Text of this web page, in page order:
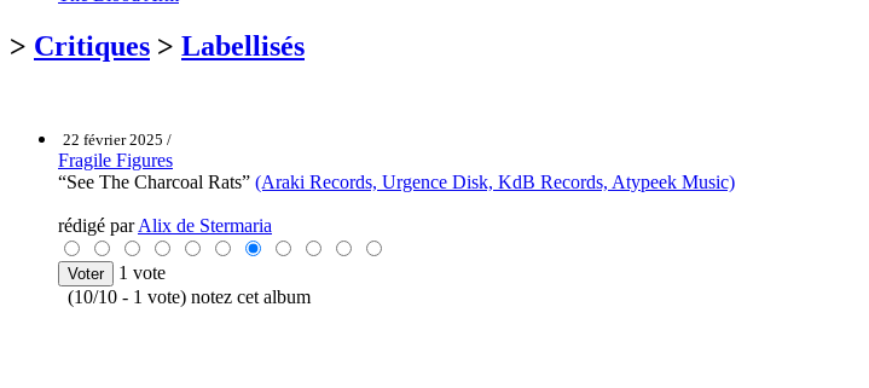
> Critiques > Labellisés
22 février 2025 /
Fragile Figures
“See The Charcoal Rats” (Araki Records, Urgence Disk, KdB Records, Atypeek Music)
rédigé parAlix de Stermaria
1 vote
(10/10 - 1 vote) notez cet album